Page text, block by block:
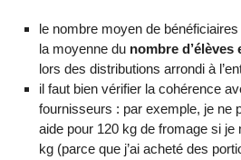
le nombre moyen de
la moyenne du nombre
lors des distributions arrondi à
il faut bien vérifier la cohérence
fournisseurs : par exemple, je ne
aide pour 120 kg de fromage si je
kg (parce que j’ai acheté des